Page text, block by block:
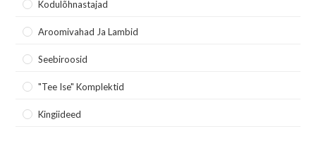
Kodulõhnastajad
Aroomivahad Ja Lambid
Seebiroosid
"Tee Ise" Komplektid
Kingiideed